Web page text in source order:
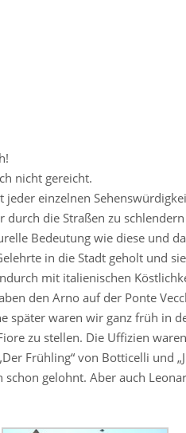
nicht gereicht.
jeder einzelnen
die Straßen zu
Bedeutung wie diese und
in die Stadt geholt und
mit italienischen
den Arno auf der Ponte
später waren wir ganz früh in
zu stellen. Die Uffizien
Frühling“ von Botticelli und
gelohnt. Aber auch